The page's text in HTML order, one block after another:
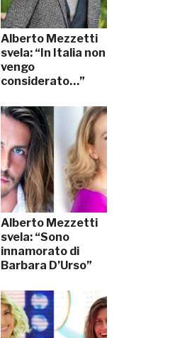
Alberto Mezzetti
svela: “In Italia non
vengo
considerato…”
Alberto Mezzetti
svela: “Sono
innamorato di
Barbara D’Urso”